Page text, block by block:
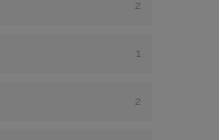
2
1
2